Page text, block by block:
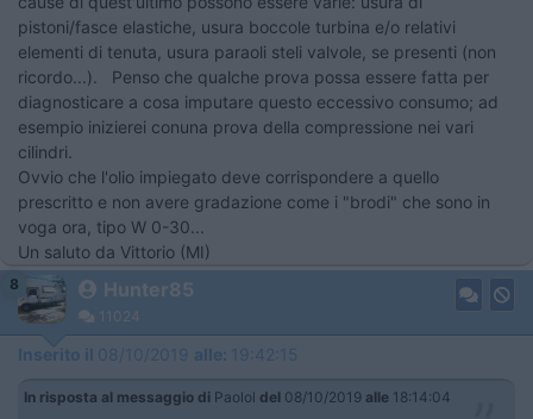
pistoni/fasce elastiche, usura boccole turbina e/o relativi
elementi di tenuta, usura paraoli steli valvole, se presenti (non
ricordo...). Penso che qualche prova possa essere fatta per
diagnosticare a cosa imputare questo eccessivo consumo; ad
esempio inizierei conuna prova della compressione nei vari
cilindri.
Ovvio che l'olio impiegato deve corrispondere a quello
prescritto e non avere gradazione come i "brodi" che sono in
voga ora, tipo W 0-30...
Un saluto da Vittorio (MI)
8 Hunter85
11024
Inserito il 08/10/2019 alle: 19:42:15
In risposta al messaggio di Paolol del 08/10/2019 alle 18:14:04